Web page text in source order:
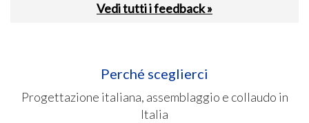
Vedi tutti i feedback »
Perché sceglierci
Progettazione italiana, assemblaggio e collaudo in
Italia